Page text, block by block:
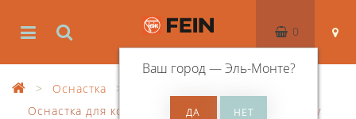
Ваш город —Эль-Монте?
0
Оснастка
Оснастка для корончатого сверления по металлу